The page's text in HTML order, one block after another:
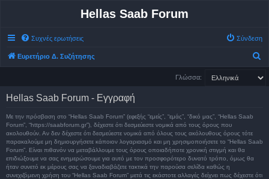
Hellas Saab Forum
Συχνές ερωτήσεις Σύνδεση
Ευρετήριο Δ. Συζήτησης
η
Γλώσσα:
Hellas Saab Forum - Εγγραφή
Με την πρόσβαση στο “Hellas Saab Forum” (εφεξής “εμείς”, “εμάς”, “δικό μας”, “Hellas Saab
Forum”, “https://saabforum.gr”), δέχεστε ότι δεσμεύεστε νομικά από τους όρους που
ακολουθούν. Αν δεν δέχεστε ότι δεσμεύεστε νομικά από όλους τους ακόλουθους όρους τότε
παρακαλούμε μη δημιουργήσετε κάποιον λογαριασμό και μη χρησιμοποιήσετε το “Hellas Saab
Forum”. Είναι πιθανόν να μεταβάλλουμε τους όρους οποιαδήποτε χρονική στιγμή και θα
επιδιώξουμε να σας ενημερώσουμε για αυτό με τον προσφορότερο δυνατό τρόπο, όμως θα
ήταν συνετό εκ μέρους σας να ξαναδιαβάζετε τακτικά την παρούσα σελίδα καθώς η
συνεχιζόμενη χρήση του “Hellas Saab Forum” μετά τις εκάστοτε αλλαγές δείχνει πως δέχεστε ότι